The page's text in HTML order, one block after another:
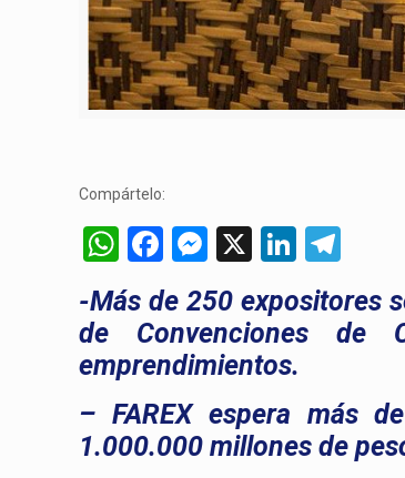
Compártelo:
WhatsApp
Facebook
Messenger
X LinkedIn
-Más de 250 expositores
de Convenciones de
emprendimientos.
– FAREX espera más
1.000.000 millones de